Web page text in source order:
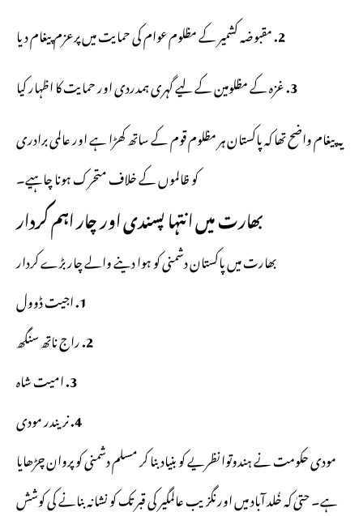
2. مقبوضہ کشمیر کے مظلوم عوام کی حمایت میں پرعزم پیغام دیا
3. غزہ کے مظلومین کے لیے گہری ہمدردی اور حمایت کا اظہار کیا
یہ پیغام واضح تھا کہ پاکستان ہر مظلوم قوم کے ساتھ کھڑا ہے اور عالمی برادری
کو ظالموں کے خلاف متحرک ہونا چاہیے۔
بھارت میں انتہا پسندی اور چار اہم کردار
بھارت میں پاکستان دشمنی کو ہوا دینے والے چار بڑے کردار
1. اجیت ڈوول
2. راج ناتھ سنگھ
3. امیت شاہ
4.نریندر مودی
مودی حکومت نے ہندوتوا نظریے کو بنیاد بنا کر مسلم دشمنی کو پروان چڑھایا
ہے۔ حتیٰ کہ خُلد آباد میں اورنگزیب عالمگیر کی قبر تک کو نشانہ بنانے کی کوشش